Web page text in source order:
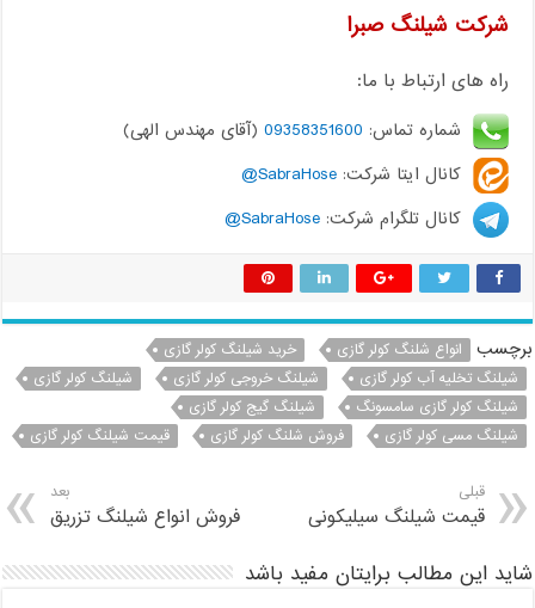
شرکت شیلنگ صبرا
راه های ارتباط با ما:
شماره تماس: 09358351600 (آقای مهندس الهی)
کانال ایتا شرکت:SabraHose@
کانال تلگرام شرکت:SabraHose@
برچسب انواع شلنگ کولر گازی
خرید شیلنگ کولر گازی
شیلنگ تخلیه آب کولر گازی
شیلنگ خروجی کولر گازی
شیلنگ کولر گازی
شیلنگ کولر گازی سامسونگ
شیلنگ گیج کولر گازی
شیلنگ مسی کولر گازی
فروش شلنگ کولر گازی قیمت شیلنگ کولر گازی
قبلی
قیمت شیلنگ سیلیکونی
بعد
فروش انواع شیلنگ تزریق
شاید این مطالب برایتان مفید باشد